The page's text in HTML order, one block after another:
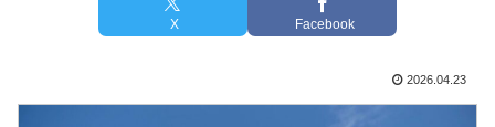
X Facebook
2026.04.23